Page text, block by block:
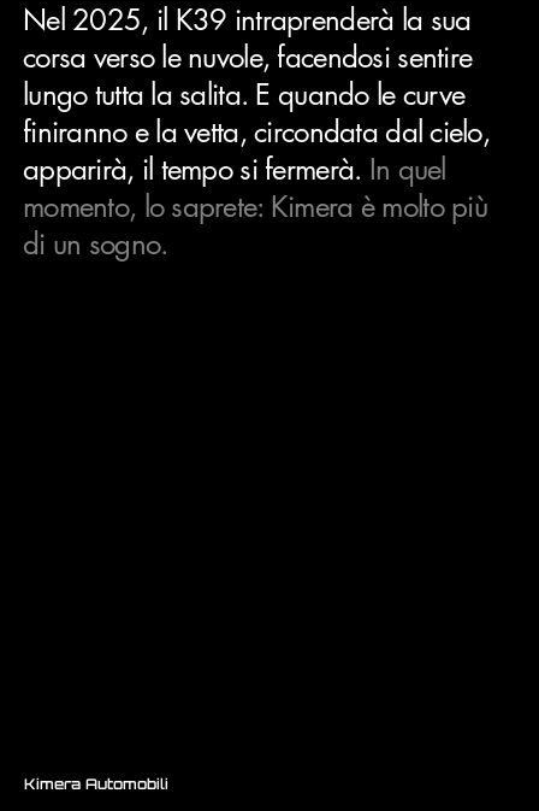
Kimera Automobili
Nel 2025, il K39 intraprenderà la sua
corsa verso le nuvole, facendosi sentire
lungo tutta la salita. E quando le curve
finiranno e la vetta, circondata dal cielo,
apparirà, il tempo si fermerà. In quel
momento, lo saprete: Kimera è molto più
di un sogno.